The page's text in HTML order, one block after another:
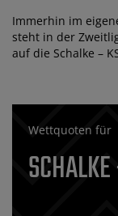
Immerhin im
steht in der
auf die Schalke –
Wettquoten für